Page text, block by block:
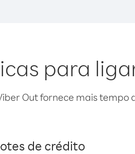
para
Out fornece mais tempo
de crédito